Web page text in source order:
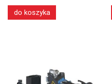
do koszyka